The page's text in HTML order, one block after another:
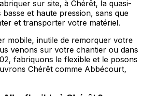
sur site, à Chérêt, la quasi-
basse et haute pression, sans que
et transporter votre matériel.
mobile, inutile de remorquer votre
venons sur votre chantier ou dans
fabriquons le flexible et le posons
Chérêt comme Abbécourt,